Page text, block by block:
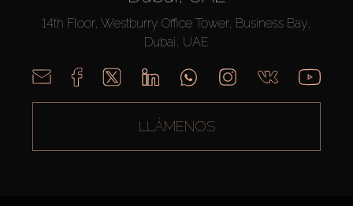
14th Floor, Westburry Office Tower, Business Bay,
Dubai, UAE
LLÁMENOS